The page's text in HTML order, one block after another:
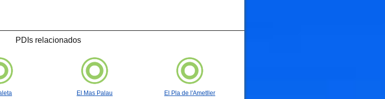
PDIs relacionados
El Mas Palau El Pla de l'Ametller
🐟